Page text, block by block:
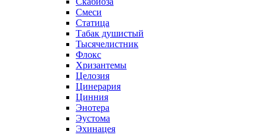
Смеси
Статица
Табак душистый
Тысячелистник
Флокс
Хризантемы
Целозия
Цинерария
Цинния
Энотера
Эустома
Эхинацея